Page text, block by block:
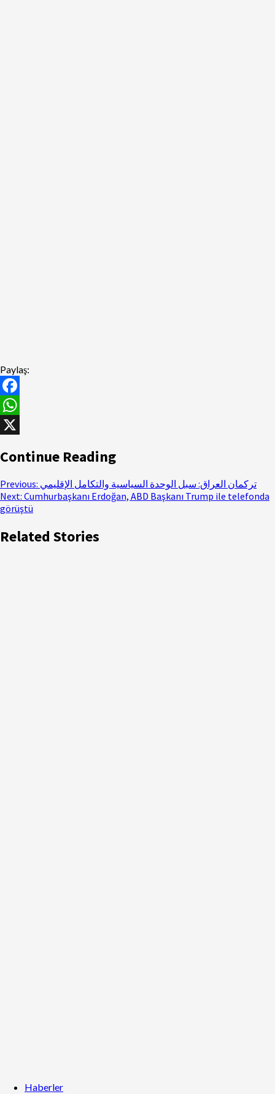
Paylaş:
Facebook
WhatsApp
Continue Reading
Previous: تركمان العراق: سبل الوحدة السياسية والتكامل الإقليمي
Next: Cumhurbaşkanı Erdoğan, ABD Başkanı Trump ile telefonda
görüştü
Related Stories
Haberler